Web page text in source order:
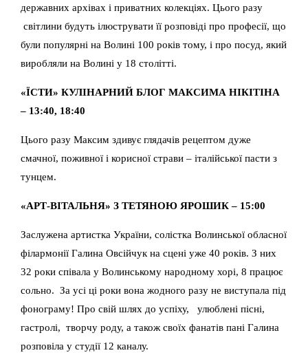
державних архівах і приватних колекціях. Цього разу
світлини будуть ілюструвати її розповіді про професії, що
були популярні на Волині 100 років тому, і про посуд, який
виробляли на Волині у 18 столітті.
«ЇСТИ» КУЛІНАРНИЙ БЛОГ МАКСИМА НІКІТІНА
– 13:40, 18:40
Цього разу Максим здивує глядачів рецептом дуже
смачної, поживної і корисної страви – італійської пасти з
тунцем.
«АРТ-ВІТАЛЬНЯ» З ТЕТЯНОЮ ЯРОШИК – 15:00
Заслужена артистка України, солістка Волинської обласної
філармонії Галина Овсійчук на сцені уже 40 років. З них
32 роки співала у Волинському народному хорі, 8 працює
сольно. За усі ці роки вона жодного разу не виступала під
фонограму! Про свій шлях до успіху, улюблені пісні,
гастролі, творчу роду, а також своїх фанатів пані Галина
розповіла у студії 12 каналу.